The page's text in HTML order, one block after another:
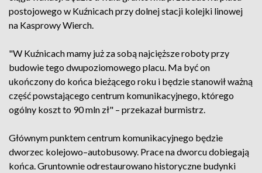
postojowego w Kuźnicach przy dolnej stacji kolejki linowej
na Kasprowy Wierch.
"W Kuźnicach mamy już za sobą najcięższe roboty przy
budowie tego dwupoziomowego placu. Ma być on
ukończony do końca bieżącego roku i będzie stanowił ważną
część powstającego centrum komunikacyjnego, którego
ogólny koszt to 90 mln zł" – przekazał burmistrz.
Głównym punktem centrum komunikacyjnego będzie
dworzec kolejowo–autobusowy. Prace na dworcu dobiegają
końca. Gruntownie odrestaurowano historyczne budynki